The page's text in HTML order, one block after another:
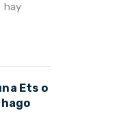
hay
Ets o